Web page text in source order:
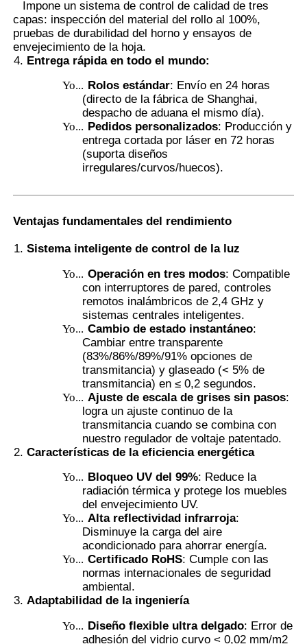
Película PVB termocromática
Impone un sistema de control de calidad de tres
capas: inspección del material del rollo al 100%,
pruebas de durabilidad del horno y ensayos de
envejecimiento de la hoja.
Entrega rápida en todo el mundo:
Yo... Rolos estándar: Envío en 24 horas
(directo de la fábrica de Shanghai,
despacho de aduana el mismo día).
Yo... Pedidos personalizados: Producción y
entrega cortada por láser en 72 horas
(suporta diseños
irregulares/curvos/huecos).
Ventajas fundamentales del rendimiento
Sistema inteligente de control de la luz
Yo... Operación en tres modos: Compatible
con interruptores de pared, controles
remotos inalámbricos de 2,4 GHz y
sistemas centrales inteligentes.
Yo... Cambio de estado instantáneo:
Cambiar entre transparente
(83%/86%/89%/91% opciones de
transmitancia) y glaseado (< 5% de
transmitancia) en ≤ 0,2 segundos.
Yo... Ajuste de escala de grises sin pasos:
logra un ajuste continuo de la
transmitancia cuando se combina con
nuestro regulador de voltaje patentado.
Características de la eficiencia energética
Yo... Bloqueo UV del 99%: Reduce la
radiación térmica y protege los muebles
del envejecimiento UV.
Yo... Alta reflectividad infrarroja:
Disminuye la carga del aire
acondicionado para ahorrar energía.
Yo... Certificado RoHS: Cumple con las
normas internacionales de seguridad
ambiental.
Adaptabilidad de la ingeniería
Yo... Diseño flexible ultra delgado: Error de
adhesión del vidrio curvo < 0,02 mm/m2